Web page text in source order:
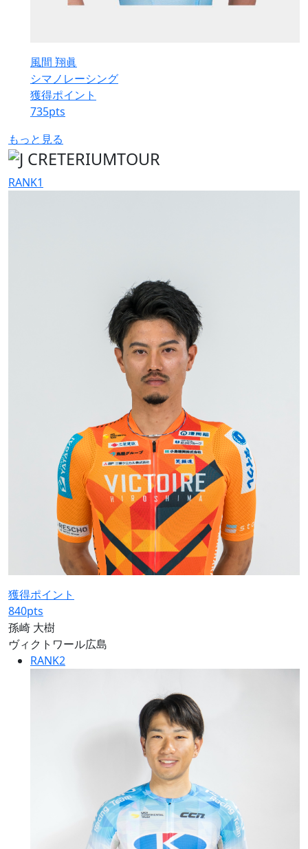
風間 翔眞
シマノレーシング
獲得ポイント
735pts
もっと見る
RANK1
獲得ポイント
840pts
孫崎 大樹
ヴィクトワール広島
RANK2